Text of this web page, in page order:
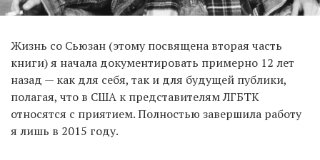
Жизнь со Сьюзан (этому посвящена вторая часть
книги) я начала документировать примерно 12 лет
назад — как для себя, так и для будущей публики,
полагая, что в США к представителям ЛГБТК
относятся с приятием. Полностью завершила работу
я лишь в 2015 году.